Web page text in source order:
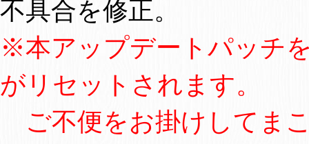
不具合を修正。
※本アップデートパッチ
がリセットされます。
ご不便をお掛けしてま